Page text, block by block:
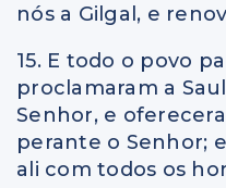
nós a Gilgal, e
15. E todo o povo
proclamaram a
Senhor, e
perante o Senhor;
ali com todos os